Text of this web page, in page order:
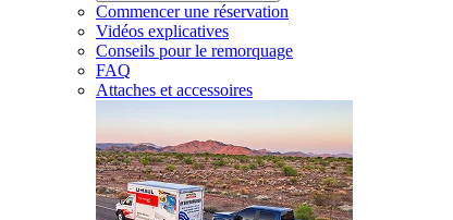
Commencer une réservation
Vidéos explicatives
Conseils pour le remorquage
FAQ
Attaches et accessoires